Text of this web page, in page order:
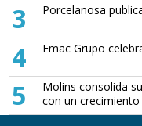
3 Porcelanosa
4 Emac Grupo
5
Molins consolida
con un